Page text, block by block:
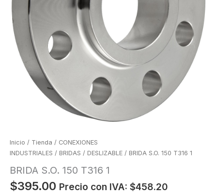
Inicio / Tienda / CONEXIONES
INDUSTRIALES / BRIDAS / DESLIZABLE / BRIDA S.O. 150 T316 1
BRIDA S.O. 150 T316 1
$395.00 Precio con IVA: $458.20